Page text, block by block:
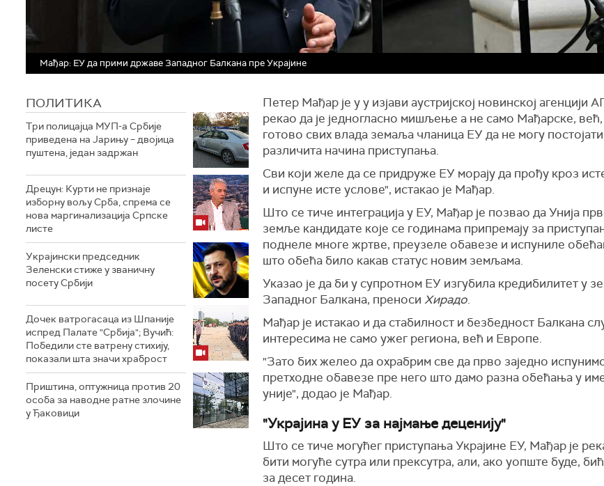
Мађар: ЕУ да прими државе Западног Балкана пре Украјине
ПОЛИТИКА
Три полицајца МУП-а Србије
приведена на Јарињу – двојица
пуштена, један задржан
Дрецун: Курти не признаје
изборну вољу Срба, спрема се
нова маргинализација Српске
листе
Украјински председник
Зеленски стиже у званичну
посету Србији
Дочек ватрогасаца из Шпаније
испред Палате "Србија"; Вучић:
Победили сте ватрену стихију,
показали шта значи храброст
Приштина, оптужница против 20
особа за наводне ратне злочине
у Ђаковици
Петер Мађар је у у изјави аустријској новинској агенцији
рекао да је једногласно мишљење а не само Мађарске,
готово свих влада земаља чланица ЕУ да не могу
различита начина приступања.
Сви који желе да се придруже ЕУ морају да прођу кроз
и испуне исте услове", истакао је Мађар.
Што се тиче интеграција у ЕУ, Мађар је позвао да Унија
земље кандидате које се годинама припремају за
поднеле многе жртве, преузеле обавезе и испуниле
што обећа било какав статус новим земљама.
Указао је да би у супротном ЕУ изгубила кредибилитет у
Западног Балкана, преноси Хирадо.
Мађар је истакао и да стабилност и безбедност Балкана
интересима не само ужег региона, већ и Европе.
"Зато бих желео да охрабрим све да прво заједно
претходне обавезе пре него што дамо разна обећања у
уније", додао је Мађар.
"Украјина у ЕУ за најмање деценију"
Што се тиче могућег приступања Украјине ЕУ, Мађар је
бити могуће сутра или прексутра, али, ако уопште буде,
за десет година.